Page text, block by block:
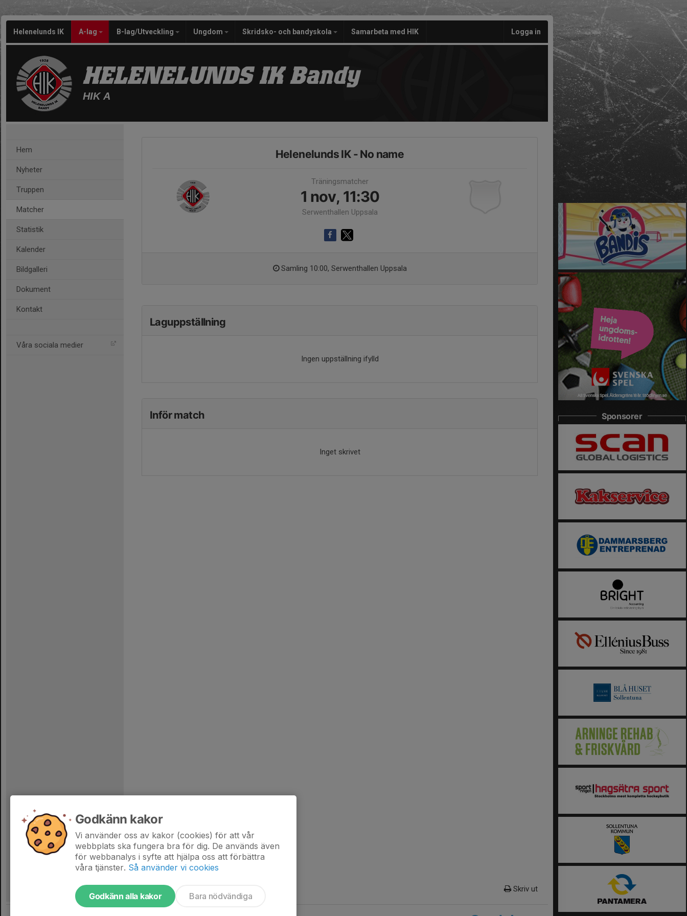
Helenelunds IK A-lag B-lag/Utveckling Ungdom Skridsko- och bandyskola Samarbeta med HIK Logga in
HELENELUNDS IK Bandy
HIK A
Hem
Nyheter
Truppen
Matcher
Statistik
Kalender
Bildgalleri
Dokument
Kontakt
Våra sociala medier
Helenelunds IK - No name
Träningsmatcher
1 nov, 11:30
Serwenthallen Uppsala
Samling 10:00, Serwenthallen Uppsala
Laguppställning
Ingen uppställning ifylld
Inför match
Inget skrivet
Skriv ut
Sponsorer
Godkänn kakor
Vi använder oss av kakor (cookies) för att vår
webbplats ska fungera bra för dig. De används även
för webbanalys i syfte att hjälpa oss att förbättra
våra tjänster. Så använder vi cookies
Godkänn alla kakor Bara nödvändiga